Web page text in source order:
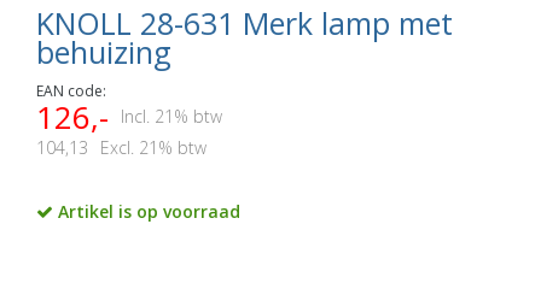
KNOLL 28-631 Merk lamp met
behuizing
EAN code:
126,-
Incl. 21% btw
104,13
Excl. 21% btw
Artikel is op voorraad